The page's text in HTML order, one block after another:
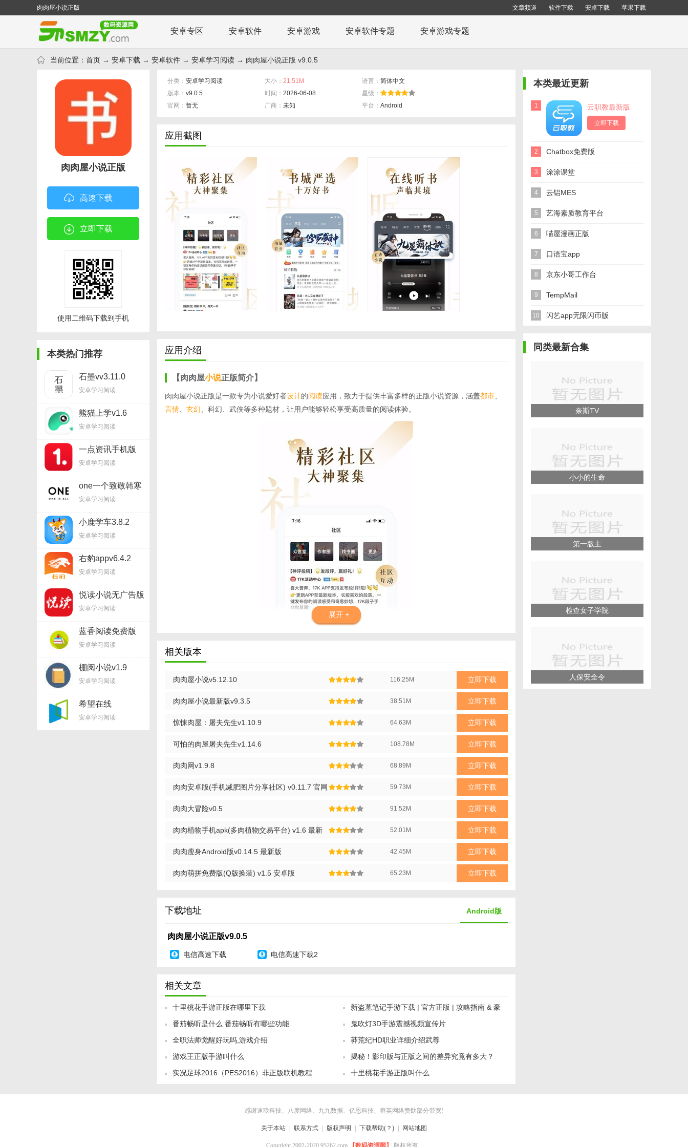
肉肉屋小说正版 文章频道 软件下载 安卓下载 苹果下载
安卓专区 安卓软件 安卓游戏 安卓软件专题 安卓游戏专题
当前位置： 首页 → 安卓下载 → 安卓软件 → 安卓学习阅读 → 肉肉屋小说正版 v9.0.5
肉肉屋小说正版
高速下载
立即下载
使用二维码下载到手机
本类热门推荐
石墨vv3.11.0
安卓学习阅读
熊猫上学v1.6
安卓学习阅读
一点资讯手机版
v5.12.7.0
安卓学习阅读
one一个致敬韩寒
appv5.8.5
安卓学习阅读
小鹿学车3.8.2
安卓学习阅读
右豹appv6.4.2
安卓学习阅读
悦读小说无广告版
v5.9.227
安卓学习阅读
蓝香阅读免费版
v3.33.04
安卓学习阅读
棚阅小说v1.9
安卓学习阅读
希望在线
appv2.8.0
安卓学习阅读
分类： 安卓学习阅读 大小： 21.51M 语言： 简体中文
版本： v9.0.5 时间： 2026-06-08
星级：
官网： 暂无 厂商： 未知 平台： Android
应用截图
应用介绍
【肉肉屋小说正版简介】
肉肉屋小说正版是一款专为小说爱好者设计的阅读应用，致力于提供丰富多样的正版小说资源，涵盖都市
言情
玄幻 、科幻、武侠等多种题材，让用户能够轻松享受高质量的阅读体验。
1. 丰富多样的正版小说资源：提供海量正版小说，包括热门新书、经典老书，满足不同用户的阅读需求。
2. 个性化推荐系统：根据用户的阅读偏好和历史记录，智能推荐符合用户口味的小说，提升阅读体验。
3. 离线下载功能：支持小说章节的离线下载，让用户在没有网络的情况下也能继续阅读。
4. 夜间模式与多种阅读背景：提供夜间模式和多种阅读背景选择，保护用户视力，提升阅读舒适度。
容。
3. 丰富的作者专栏：提供热门和实力派作家的专栏，让用户深入了解作家的创作历程和最新动态。
4. 用户互动社区：设立用户互动社区，让读者可以交流心得、分享书单，增强用户之间的互动性。
3. 更新及时：与出版社和作者保持紧密合作，确保小说内容的及时更新。
4. 优质客户服务：提供24小时客服支持，解决用户在使用过程中遇到的问题。
肉肉屋小说正版以其丰富的正版小说资源、个性化的推荐系统、离线下载功能和优质的用户体验，成为了众
多小说爱好者的首选应用。无论是寻找新书还是重温经典，这款应用都能满足用户的阅读需求。同时，其正
版的保障和优质的客户服务也赢得了用户的广泛好评。
展开 +
相关版本
肉肉屋小说v5.12.10 116.25M 立即下载
肉肉屋小说最新版v9.3.5 38.51M 立即下载
惊悚肉屋：屠夫先生v1.10.9 64.63M 立即下载
可怕的肉屋屠夫先生v1.14.6 108.78M 立即下载
肉肉网v1.9.8 68.89M 立即下载
肉肉安卓版(手机减肥图片分享社区) v0.11.7 官网
免费版
59.73M 立即下载
肉肉大冒险v0.5 91.52M 立即下载
肉肉植物手机apk(多肉植物交易平台) v1.6 最新
安卓版
52.01M 立即下载
肉肉瘦身Android版v0.14.5 最新版 42.45M 立即下载
肉肉萌拼免费版(Q版换装) v1.5 安卓版 65.23M 立即下载
下载地址 Android版
肉肉屋小说正版v9.0.5
电信高速下载 电信高速下载2
相关文章
十里桃花手游正版在哪里下载 新盗墓笔记手游下载 | 官方正版 | 攻略指南 & 豪
华礼包
番茄畅听是什么 番茄畅听有哪些功能
鬼吹灯3D手游震撼视频宣传片
全职法师觉醒好玩吗,游戏介绍
莽荒纪HD职业详细介绍武尊
游戏王正版手游叫什么
揭秘！影印版与正版之间的差异究竟有多大？
实况足球2016（PES2016）非正版联机教程
十里桃花手游正版叫什么
本类最近更新
1 云职教最新版
立即下载
2 Chatbox免费版
3 涂涂课堂
4 云铝MES
5 艺海素质教育平台
6 喵屋漫画正版
7 口语宝app
8 京东小哥工作台
9 TempMail
10 闪艺app无限闪币版
同类最新合集
奈斯TV
小小的生命
第一版主
检查女子学院
人保安全令
感谢速联科技、八度网络、九九数据、亿恩科技、群英网络赞助部分带宽!
关于本站 联系方式 版权声明 下载帮助(？) 网站地图
Copyright 2002-2020 95262.com 【数码资源网】 版权所有